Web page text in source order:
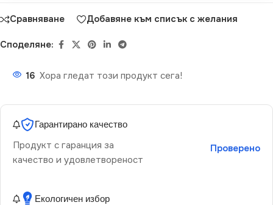
Сравняване Добавяне към списък с желания
Споделяне:
16 Хора гледат този продукт сега!
Гарантирано качество
Продукт с гаранция за
качество и удовлетвореност
Проверено
Екологичен избор